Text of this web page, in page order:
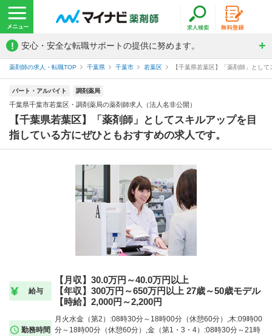
! 安心・安全な転職サポートの提供に努めます。
薬剤師の求人・転職TOP 千葉県 千葉市 若葉区 【千葉県若葉区】「薬剤師」とし
パート・アルバイト 調剤薬局
千葉県千葉市若葉区・調剤薬局の薬剤師求人（法人名非公開）
【千葉県若葉区】「薬剤師」としてスキルアップを目
指している方にぜひともおすすめの求人です。
給与
【月収】30.0万円～40.0万円以上
【年収】300万円～650万円以上 27歳～50歳モデル
【時給】2,000円～2,200円
勤務時間
月火水金（第2）:08時30分～18時00分（休憩60分）,木:09時00
分～18時00分（休憩60分）,金（第1・3・4）:08時30分～21時